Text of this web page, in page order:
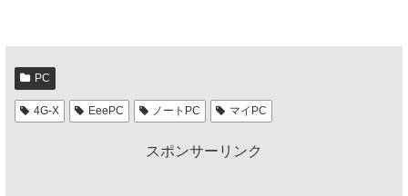
PC
4G-X EeePC ノートPC マイPC
スポンサーリンク